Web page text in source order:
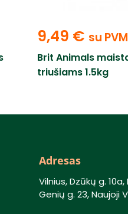
9,49 € su PVM
Brit Animals
triušiams 1.5kg
Adresas
Vilnius, Dzūkų g.
Genių g. 23, Naujoji